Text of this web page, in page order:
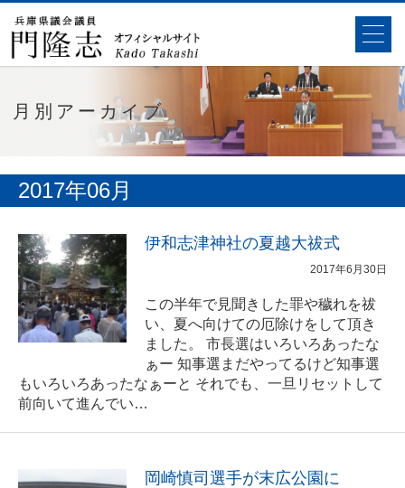
月別アーカイブ
2017年06月
伊和志津神社の夏越大祓式
2017年6月30日
この半年で見聞きした罪や穢れを祓
い、夏へ向けての厄除けをして頂き
ました。 市長選はいろいろあったな
ぁー 知事選まだやってるけど知事選
もいろいろあったなぁーと それでも、一旦リセットして
前向いて進んでい…
岡崎慎司選手が末広公園に